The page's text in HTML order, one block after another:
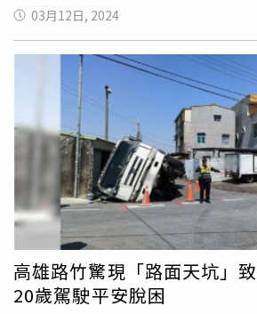
動彈不得，且事故還波及一旁海產倉
自行逃生，並未受傷。湖內分局長陳
現場，指導員警進行交通管制，確保
市政府水利局也派員前往現場勘驗，
因，幸好，塌陷現場周圍的民宅並無
全移置後，湖內分局將聯合水利局進
違規情況，並依法採取必要的處置措施
03月12日, 2024
高雄路竹驚現「路面天坑」
20歲駕駛平安脫困